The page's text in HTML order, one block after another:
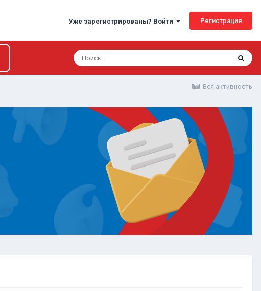
Уже зарегистрированы? Войти Регистрация
Вся активность